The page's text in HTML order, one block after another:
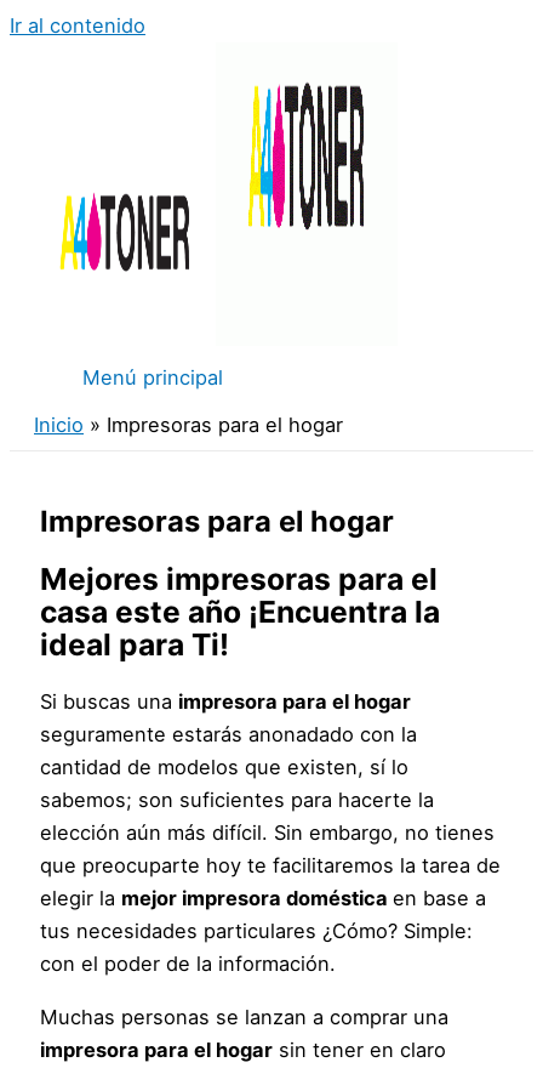
Ir al contenido
Menú principal
Inicio
Impresoras para el hogar
Impresoras para el hogar
Mejores impresoras para el
casa este año ¡Encuentra la
ideal para Ti!
Si buscas una impresora para el hogar
seguramente estarás anonadado con la
cantidad de modelos que existen, sí lo
sabemos; son suficientes para hacerte la
elección aún más difícil. Sin embargo, no tienes
que preocuparte hoy te facilitaremos la tarea de
elegir la mejor impresora domésticaen base a
tus necesidades particulares ¿Cómo? Simple:
con el poder de la información.
Muchas personas se lanzan a comprar una
impresora para el hogar sin tener en claro